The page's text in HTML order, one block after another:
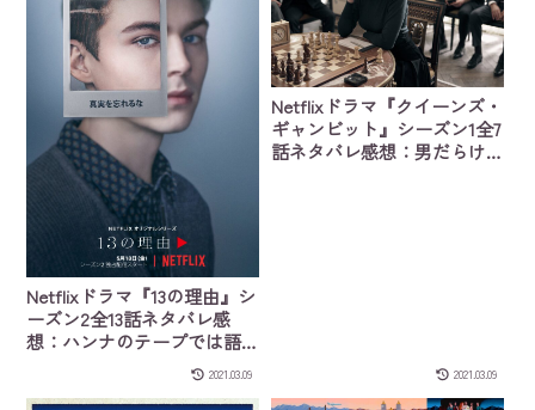
Netflixドラマ『13の理由』シ
ーズン2全13話ネタバレ感
想：ハンナのテープでは語
2021.03.09
Netflixドラマ『クイーンズ・
ギャンビット』シーズン1全7
話ネタバレ感想：男だらけ
2021.03.09